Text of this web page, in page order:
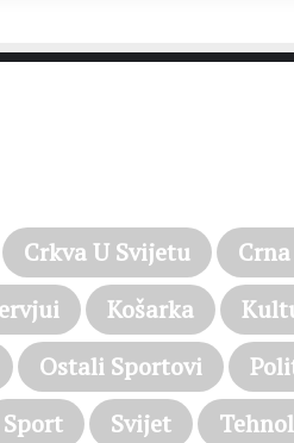
Crkva U Svijetu
Košarka
Ostali Sportovi
Sport Svijet